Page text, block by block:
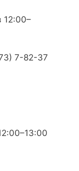
12:00–
7-82-37